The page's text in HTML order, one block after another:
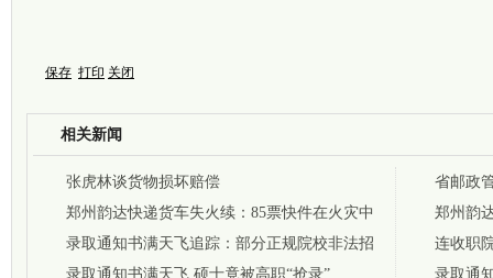
保存 打印 关闭
相关新闻
张虎林谈货物损坏赔偿
郑州韵达快递货车失火续：85票快件在火灾中
受损
录取通知书满天飞追踪：部分正规院校非法招
生
录取通知书满天飞 硕士竟被高职“抢录”
省邮政
郑州韵
受损
连收职
发
录取通